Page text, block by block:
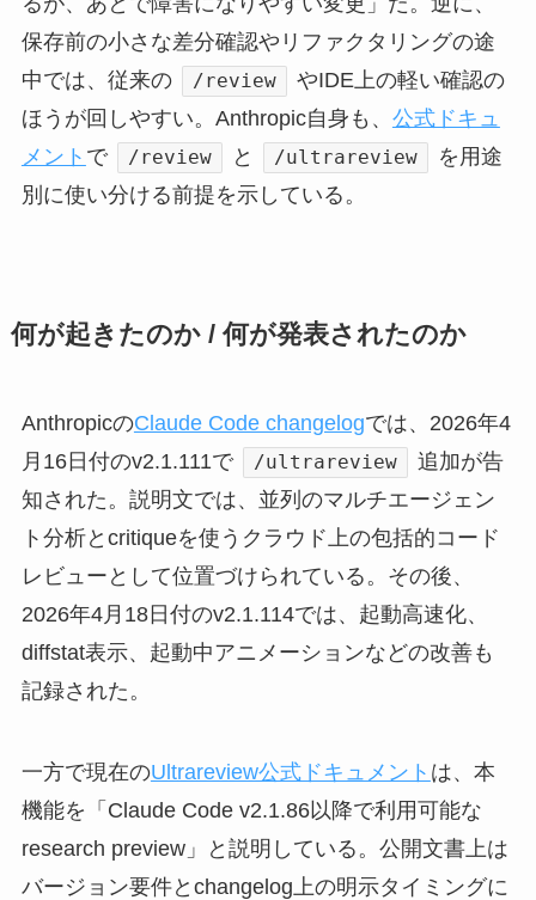
保存前の小さな差分確認やリファクタリングの途
中では、従来の
/review
やIDE上の軽い確認の
ほうが回しやすい。Anthropic自身も、 公式ドキュ
メント で /review と /ultrareview
を用途
別に使い分ける前提を示している。
何が起きたのか / 何が発表されたのか
AnthropicのClaude Code changelogでは、2026年4
月16日付のv2.1.111で
/ultrareview
追加が告
知された。説明文では、並列のマルチエージェン
ト分析とcritiqueを使うクラウド上の包括的コード
レビューとして位置づけられている。その後、
2026年4月18日付のv2.1.114では、起動高速化、
diffstat表示、起動中アニメーションなどの改善も
記録された。
一方で現在のUltrareview公式ドキュメント は、本
機能を「Claude Code v2.1.86以降で利用可能な
research preview」と説明している。公開文書上は
バージョン要件とchangelog上の明示タイミングに